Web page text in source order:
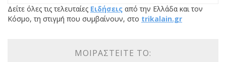
Δείτε όλες τις τελευταίες Ειδήσεις από την Ελλάδα και τον
Κόσμο, τη στιγμή που συμβαίνουν, στο trikalain.gr
ΜΟΙΡΑΣΤΕΊΤΕ ΤΟ: